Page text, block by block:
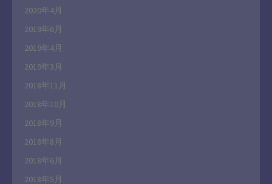
2020年4月
2019年6月
2019年4月
2019年3月
2018年11月
2018年10月
2018年9月
2018年8月
2018年6月
2018年5月